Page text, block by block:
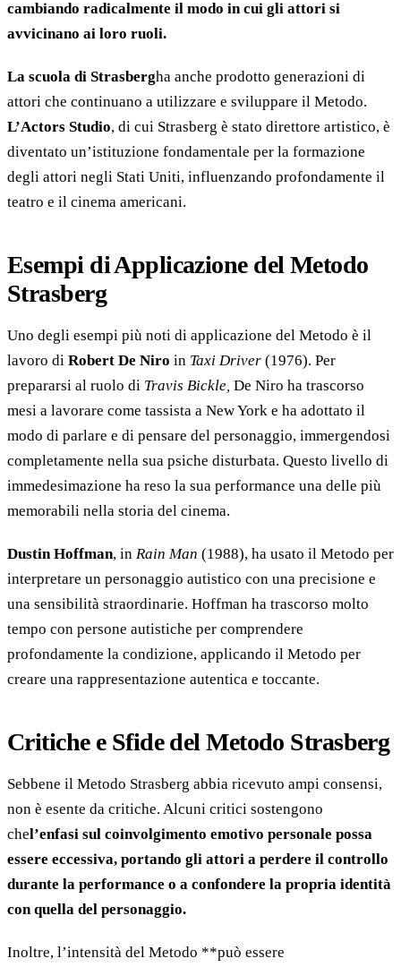
cambiando radicalmente il modo in cui gli attori si
avvicinano ai loro ruoli.
La scuola di Strasbergha anche prodotto generazioni di
attori che continuano a utilizzare e sviluppare il Metodo.
L’Actors Studio, di cui Strasberg è stato direttore artistico, è
diventato un’istituzione fondamentale per la formazione
degli attori negli Stati Uniti, influenzando profondamente il
teatro e il cinema americani.
Esempi di Applicazione del Metodo
Strasberg
Uno degli esempi più noti di applicazione del Metodo è il
lavoro di Robert De Niro in Taxi Driver (1976). Per
prepararsi al ruolo di Travis Bickle, De Niro ha trascorso
mesi a lavorare come tassista a New York e ha adottato il
modo di parlare e di pensare del personaggio, immergendosi
completamente nella sua psiche disturbata. Questo livello di
immedesimazione ha reso la sua performance una delle più
memorabili nella storia del cinema.
Dustin Hoffman, in Rain Man (1988), ha usato il Metodo per
interpretare un personaggio autistico con una precisione e
una sensibilità straordinarie. Hoffman ha trascorso molto
tempo con persone autistiche per comprendere
profondamente la condizione, applicando il Metodo per
creare una rappresentazione autentica e toccante.
Critiche e Sfide del Metodo Strasberg
Sebbene il Metodo Strasberg abbia ricevuto ampi consensi,
non è esente da critiche. Alcuni critici sostengono
chel’enfasi sul coinvolgimento emotivo personale possa
essere eccessiva, portando gli attori a perdere il controllo
durante la performance o a confondere la propria identità
con quella del personaggio.
Inoltre, l’intensità del Metodo **può essere